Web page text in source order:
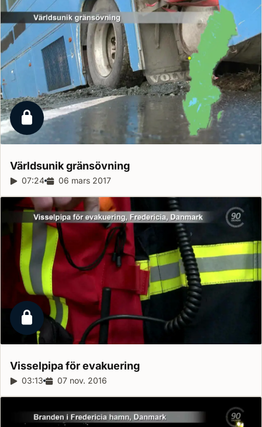
Låst reportage
Världsunikgränsövning
Reportagelängd:
07:24 Releasedatum:
06 mars 2017
Låst reportage
Visselpipa förevakuering
Reportagelängd:
03:13 Releasedatum:
07 nov. 2016